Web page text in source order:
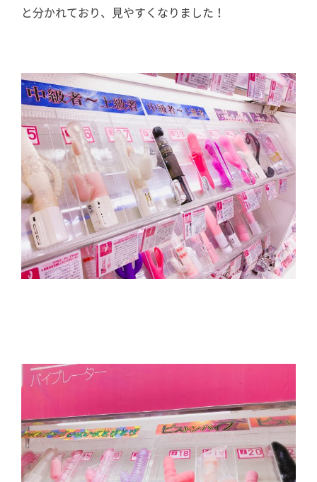
と分かれており、見やすくなりました！